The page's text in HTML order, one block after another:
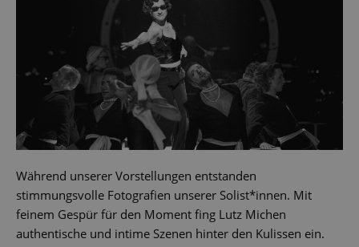
Während unserer Vorstellungen entstanden
stimmungsvolle Fotografien unserer Solist*innen. Mit
feinem Gespür für den Moment fing Lutz Michen
authentische und intime Szenen hinter den Kulissen ein.